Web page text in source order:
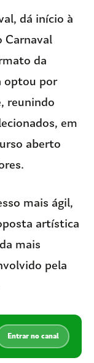
dá início à
Carnaval
da
optou por
reunindo
em
aberto
mais ágil,
artística
mais
pela
Entrar no canal